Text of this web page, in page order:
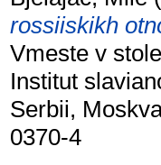
rossiiskikh
Vmeste v
Institut
Serbii,
0370-4